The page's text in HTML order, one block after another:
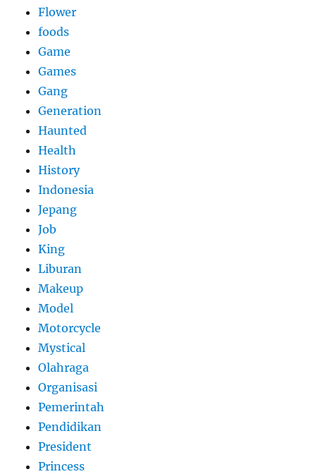
Flower
foods
Game
Games
Gang
Generation
Haunted
Health
History
Indonesia
Jepang
Job
King
Liburan
Makeup
Model
Motorcycle
Mystical
Olahraga
Organisasi
Pemerintah
Pendidikan
President
Princess